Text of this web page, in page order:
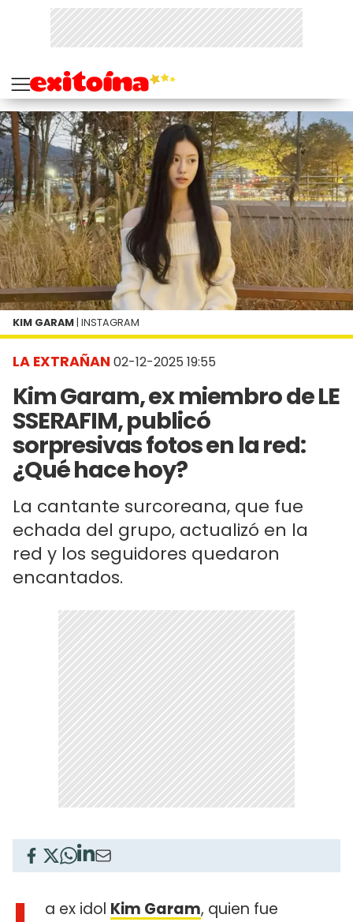
LA EXTRAÑAN 02-12-2025 19:55
Kim Garam, ex miembro de LE
SSERAFIM, publicó
sorpresivas fotos en la red:
¿Qué hace hoy?
La cantante surcoreana, que fue
echada del grupo, actualizó en la
red y los seguidores quedaron
encantados.
KIM GARAM | INSTAGRAM
a ex idol Kim Garam, quien fue